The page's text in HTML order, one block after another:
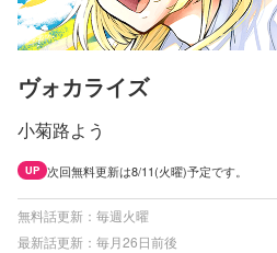
ヴォカライズ
小菊路よう
UP 次回無料更新は8/11(火曜)予定です。
無料話更新：毎週火曜
最新話更新：毎月26日前後